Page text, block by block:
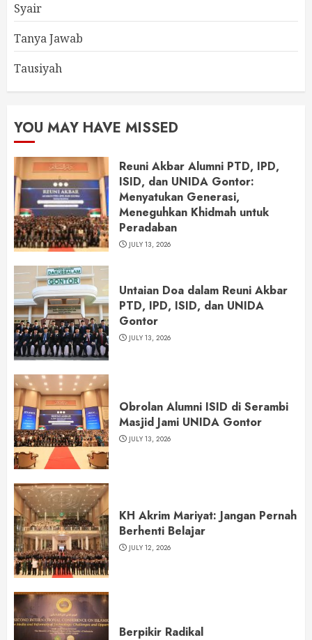
Syair
Tanya Jawab
Tausiyah
YOU MAY HAVE MISSED
Reuni Akbar Alumni PTD, IPD,
ISID, dan UNIDA Gontor:
Menyatukan Generasi,
Meneguhkan Khidmah untuk
Peradaban
JULY 13, 2026
Untaian Doa dalam Reuni Akbar
PTD, IPD, ISID, dan UNIDA
Gontor
JULY 13, 2026
Obrolan Alumni ISID di Serambi
Masjid Jami UNIDA Gontor
JULY 13, 2026
KH Akrim Mariyat: Jangan Pernah
Berhenti Belajar
JULY 12, 2026
Berpikir Radikal